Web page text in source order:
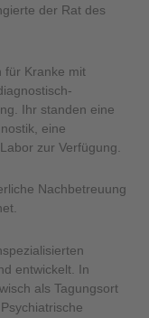
der Rat des
für Kranke mit
Ihr standen eine
eine
zur Verfügung.
Nachbetreuung
entwickelt. In
als Tagungsort